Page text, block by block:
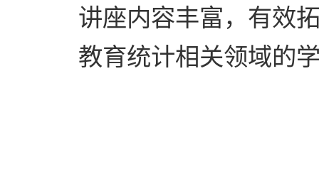
讲座内容丰富，有效
教育统计相关领域的